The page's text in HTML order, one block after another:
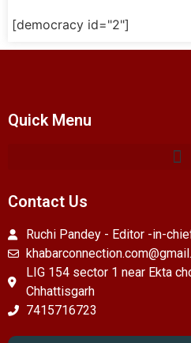
[democracy id="2"]
Quick Menu
Contact Us
Ruchi Pandey - Editor -in-
LIG 154 sector 1 near Ekta
Chhattisgarh
7415716723